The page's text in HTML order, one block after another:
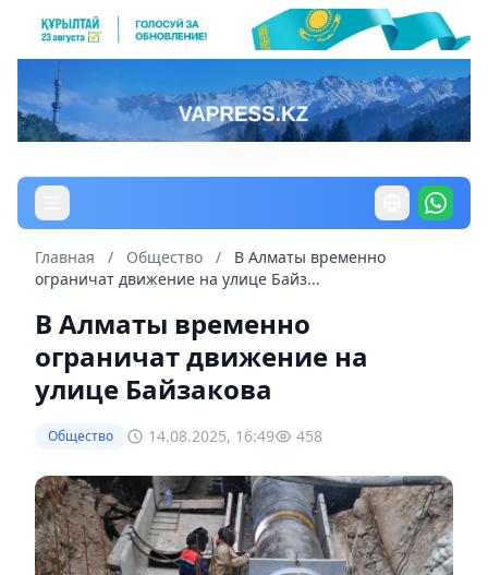
Главная / Общество /
В Алматы временно
ограничат движение на улице Байз...
В Алматы временно
ограничат движение на
улице Байзакова
Общество 14.08.2025, 16:49 458